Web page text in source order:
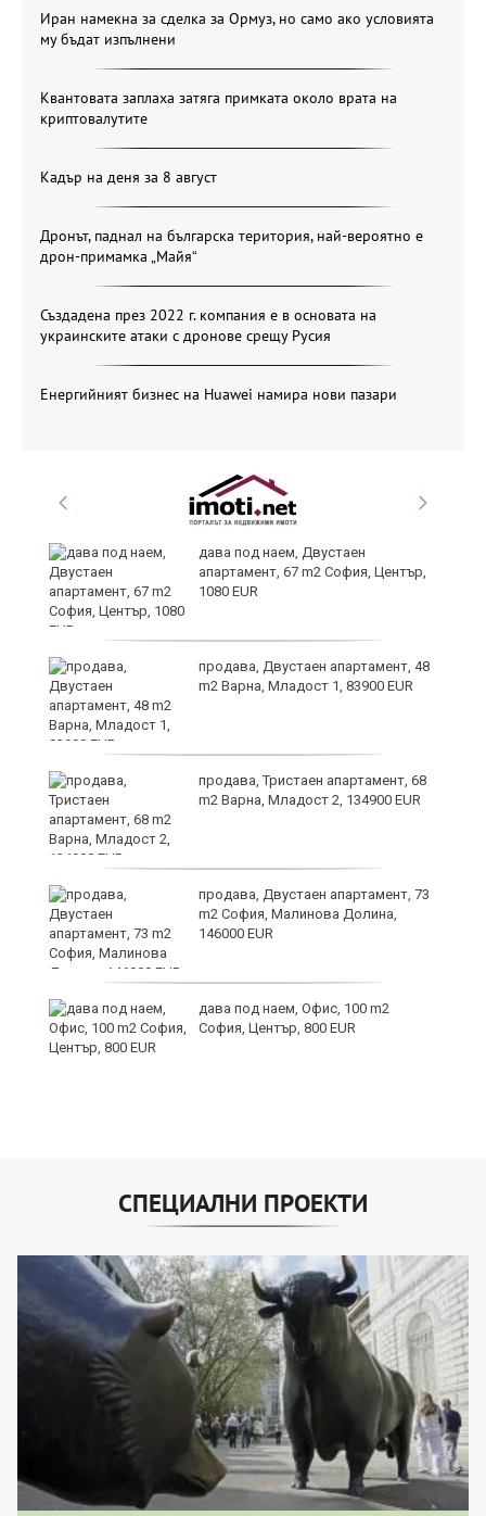
Иран намекна за сделка за Ормуз, но само ако условията
му бъдат изпълнени
Квантовата заплаха затяга примката около врата на
криптовалутите
Кадър на деня за 8 август
Дронът, паднал на българска територия, най-вероятно е
дрон-примамка „Майя“
Създадена през 2022 г. компания е в основата на
украинските атаки с дронове срещу Русия
Енергийният бизнес на Huawei намира нови пазари
дава под наем, Двустаен
апартамент, 67 m2 София, Център,
1080 EUR
продава, Двустаен апартамент, 48
m2 Варна, Младост 1, 83900 EUR
продава, Тристаен апартамент, 68
m2 Варна, Младост 2, 134900 EUR
продава, Двустаен апартамент, 73
m2 София, Малинова Долина,
146000 EUR
дава под наем, Офис, 100 m2
София, Център, 800 EUR
СПЕЦИАЛНИ ПРОЕКТИ